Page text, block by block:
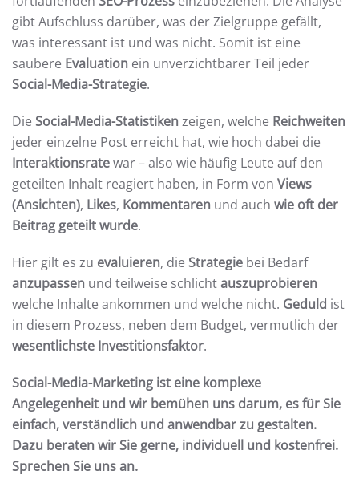
gibt Aufschluss darüber, was der Zielgruppe gefällt,
was interessant ist und was nicht. Somit ist eine
saubere Evaluation ein unverzichtbarer Teil jeder
Social-Media-Strategie.
Die Social-Media-Statistikenzeigen, welche Reichweiten
jeder einzelne Post erreicht hat, wie hoch dabei die
Interaktionsratewar – also wie häufig Leute auf den
geteilten Inhalt reagiert haben, in Form von Views
(Ansichten), Likes, Kommentaren und auch wie oft der
Beitrag geteilt wurde.
Hier gilt es zu evaluieren, die Strategie bei Bedarf
anzupassen und teilweise schlichtauszuprobieren
welche Inhalte ankommen und welche nicht. Geduld ist
in diesem Prozess, neben dem Budget, vermutlich der
wesentlichste Investitionsfaktor.
Social-Media-Marketing ist eine komplexe
Angelegenheit und wir bemühen uns darum, es für Sie
einfach, verständlich und anwendbar zu gestalten.
Dazu beraten wir Sie gerne, individuell und kostenfrei.
Sprechen Sie uns an.